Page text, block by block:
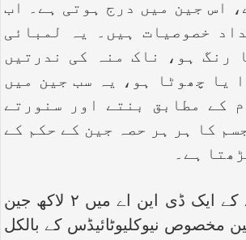
اس جین میں درج ہوتی ہے۔ اب
خصوصیات ہیں۔ یہ لمبائی
رنگ ہو، ناک منہ کی ندرتیں
یا چھوٹا ہو، یہ سب جین میں
کے مطابق بنتے اور سنورتے
کا ہر ہر حصہ جین کے حکم کے
ہے۔
ایک انسانی خلیے کے ایک ڈی این اے میں ۲ لاکھ جین
مخصوص نیوکلیوٹائیڈس کے بالکل